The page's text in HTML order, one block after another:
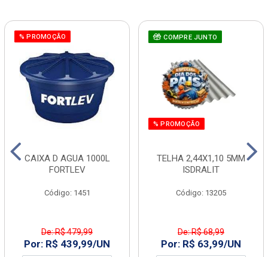
% PROMOÇÃO
CAIXA D AGUA 1000L
FORTLEV
Código: 1451
De: R$ 479,99
Por: R$ 439,99/UN
COMPRE JUNTO
% PROMOÇÃO
TELHA 2,44X1,10 5MM
ISDRALIT
Código: 13205
De: R$ 68,99
Por: R$ 63,99/UN